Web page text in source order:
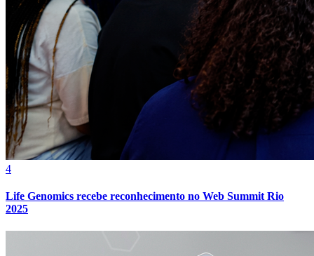
Bahia
4
Life Genomics recebe reconhecimento no Web Summit Rio
2025